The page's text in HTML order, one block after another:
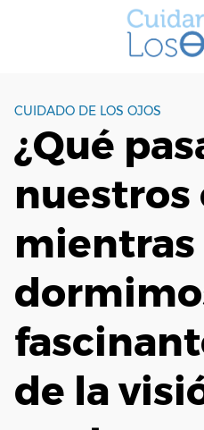
CUIDADO DE LOS OJOS
¿Qué
nuestros
mientras
de la